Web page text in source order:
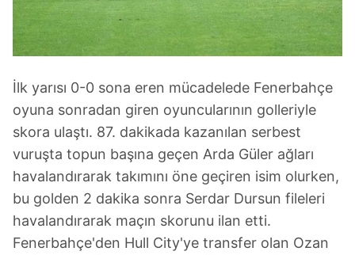
vasıtasıyla belirleyebilirsiniz. Çerezlere ilişkin detaylı bilgi
için Ayarlar butonuna tıklayabilir,
Çerez Bilgilendirme
Metnimizi ziyaret edebilirsiniz.
6698 sayılı Kişisel Verilerin Korunması Kanunu uyarınca
hazırlanmış Aydınlatma Metnimizi okumak ve sitemizde
ilgili mevzuata uygun olarak kullanılan çerezlerle ilgili bilgi
almak için lütfentıklayınız.
İlk yarısı 0-0 sona eren mücadelede Fenerbahçe
oyuna sonradan giren oyuncularının golleriyle
skora ulaştı. 87. dakikada kazanılan serbest
vuruşta topun başına geçen Arda Güler ağları
havalandırarak takımını öne geçiren isim olurken,
bu golden 2 dakika sonra Serdar Dursun fileleri
havalandırarak maçın skorunu ilan etti.
Fenerbahçe'den Hull City'ye transfer olan Ozan